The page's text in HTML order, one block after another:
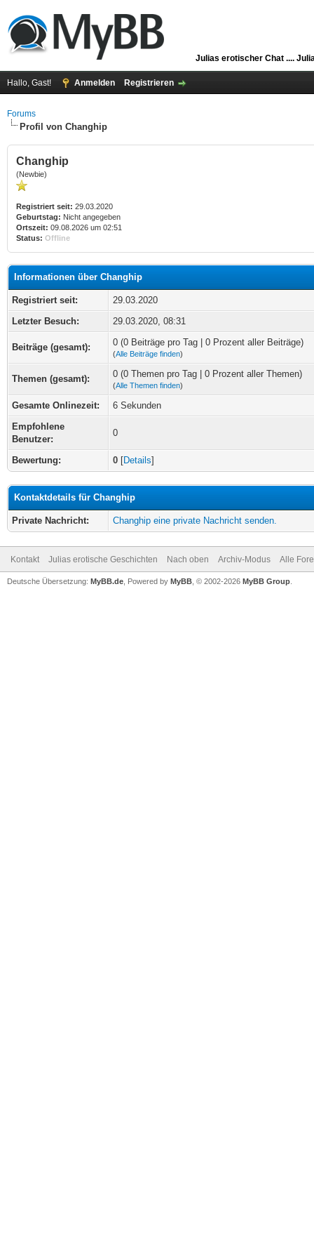
Julias erotischer Chat ....
Hallo, Gast! Anmelden Registrieren
Forums
Profil von Changhip
Changhip
(Newbie)
Registriert seit: 29.03.2020
Geburtstag: Nicht angegeben
Ortszeit: 09.08.2026 um 02:51
Status: Offline
Informationen über Changhip
Registriert seit:
29.03.2020
Letzter Besuch:
29.03.2020, 08:31
Beiträge (gesamt): 0 (0 Beiträge pro Tag | 0 Prozent aller Beiträge)
(Alle Beiträge finden)
Themen (gesamt): 0 (0 Themen pro Tag | 0 Prozent aller Themen)
(Alle Themen finden)
Gesamte Onlinezeit:
6 Sekunden
Empfohlene
Benutzer:
0
Bewertung: 0 [Details]
Kontaktdetails für Changhip
Private Nachricht: Changhip eine private Nachricht senden.
Kontakt Julias erotische Geschichten Nach oben Archiv-Modus Alle
Deutsche Übersetzung: MyBB.de , Powered by MyBB , © 2002-2026 MyBB Group